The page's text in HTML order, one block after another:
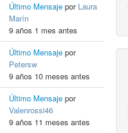
Último Mensaje por Laura
Marín
9 años 1 mes antes
Último Mensaje por
Petersw
9 años 10 meses antes
Último Mensaje por
Valenrossi46
9 años 11 meses antes